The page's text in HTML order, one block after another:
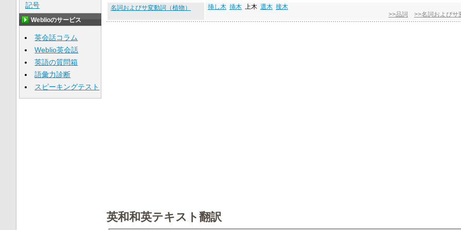
名詞およびサ変動詞（植物） 挿し木 挿木 上木 選木 接木
>>品詞
>>名詞およびサ
英和和英テキスト翻訳
記号
Weblioのサービス
英会話コラム
Weblio英会話
英語の質問箱
語彙力診断
スピーキングテスト